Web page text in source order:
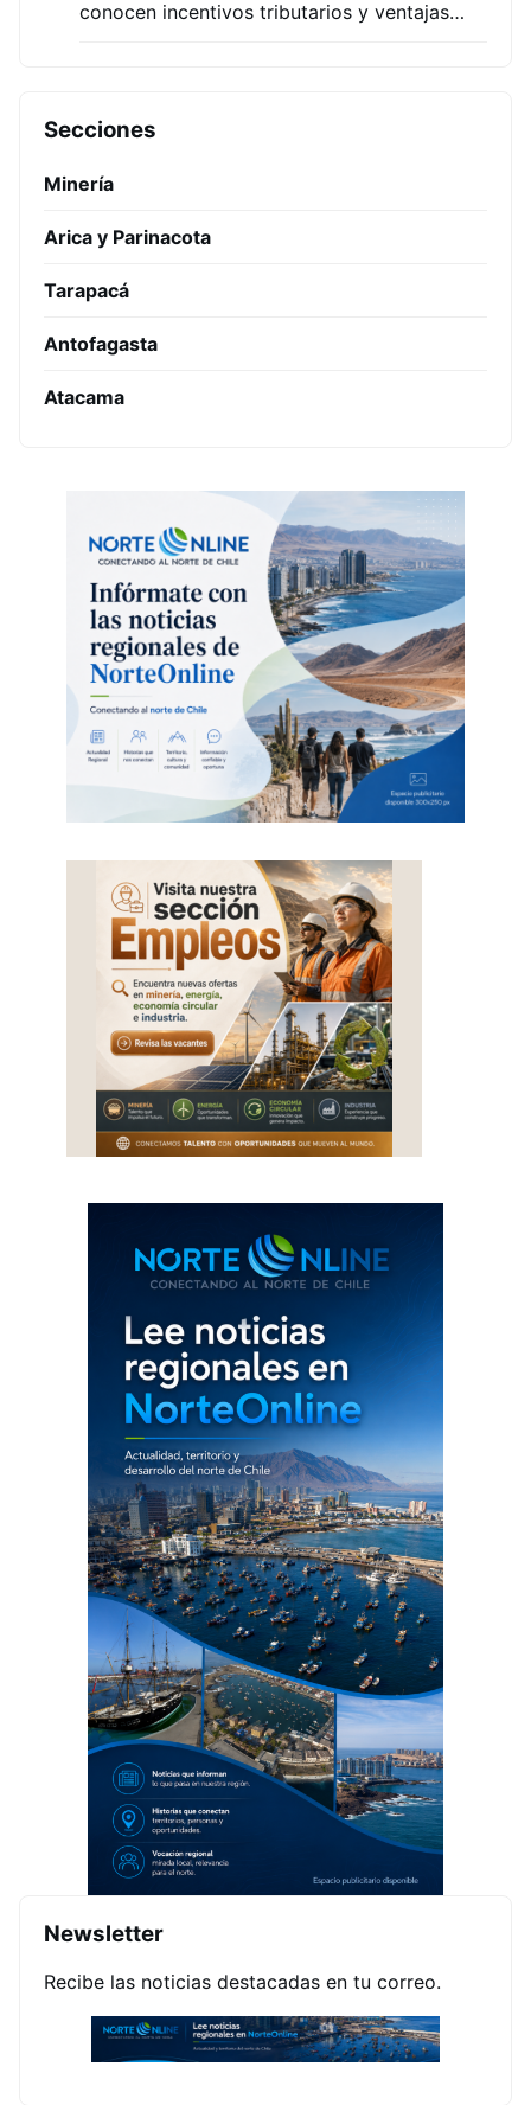
conocen incentivos tributarios y ventajas…
Secciones
Minería
Arica y Parinacota
Tarapacá
Antofagasta
Atacama
Newsletter
Recibe las noticias destacadas en tu correo.